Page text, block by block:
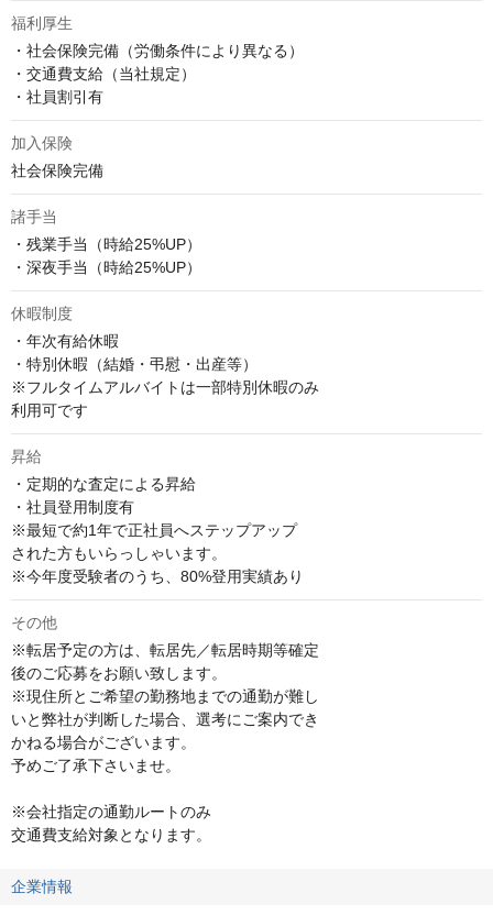
福利厚生
・社会保険完備（労働条件により異なる）
・交通費支給（当社規定）
・社員割引有
加入保険
社会保険完備
諸手当
・残業手当（時給25%UP）
・深夜手当（時給25%UP）
休暇制度
・年次有給休暇
・特別休暇（結婚・弔慰・出産等）
※フルタイムアルバイトは一部特別休暇のみ
利用可です
昇給
・定期的な査定による昇給
・社員登用制度有
※最短で約1年で正社員へステップアップ
された方もいらっしゃいます。
※今年度受験者のうち、80%登用実績あり
その他
※転居予定の方は、転居先／転居時期等確定
後のご応募をお願い致します。
※現住所とご希望の勤務地までの通勤が難し
いと弊社が判断した場合、選考にご案内でき
かねる場合がございます。
予めご了承下さいませ。
※会社指定の通勤ルートのみ
交通費支給対象となります。
企業情報